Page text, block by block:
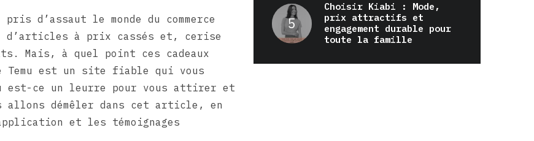
d’assaut le monde du commerce
d’articles à prix cassés et, cerise
Mais, à quel point ces cadeaux
est un site fiable qui vous
est-ce un leurre pour vous attirer et
allons démêler dans cet article, en
et les témoignages
Choisir Kiabi : Mode,
prix attractifs et
engagement durable pour
toute la famille